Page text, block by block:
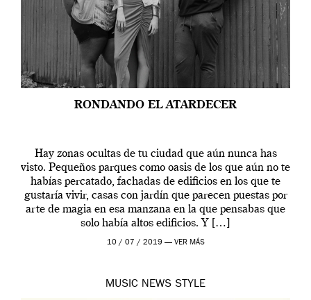
RONDANDO EL ATARDECER
Hay zonas ocultas de tu ciudad que aún nunca has
visto. Pequeños parques como oasis de los que aún no te
habías percatado, fachadas de edificios en los que te
gustaría vivir, casas con jardín que parecen puestas por
arte de magia en esa manzana en la que pensabas que
solo había altos edificios. Y […]
10 / 07 / 2019 — VER MÁS
MUSIC NEWS STYLE